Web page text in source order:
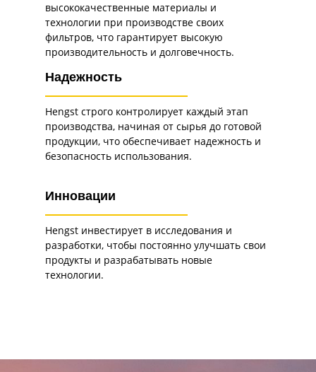
Надежность
высококачественные материалы и
технологии при производстве своих
фильтров, что гарантирует высокую
производительность и долговечность.
Инновации
Hengst строго контролирует каждый этап
производства, начиная от сырья до готовой
продукции, что обеспечивает надежность и
безопасность использования.
Hengst инвестирует в исследования и
разработки, чтобы постоянно улучшать свои
продукты и разрабатывать новые
технологии.